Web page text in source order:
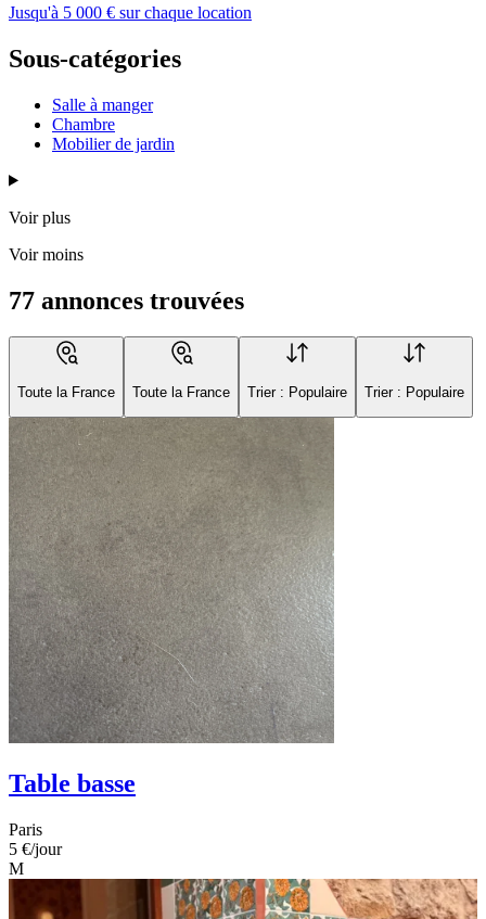
Jusqu'à 5 000 € sur chaque location
Sous-catégories
Salle à manger
Chambre
Mobilier de jardin
Voir plus
Voir moins
77 annonces trouvées
Toute la France Toute la France Trier : Populaire Trier : Populaire
Table basse
Paris
5 €/jour
M